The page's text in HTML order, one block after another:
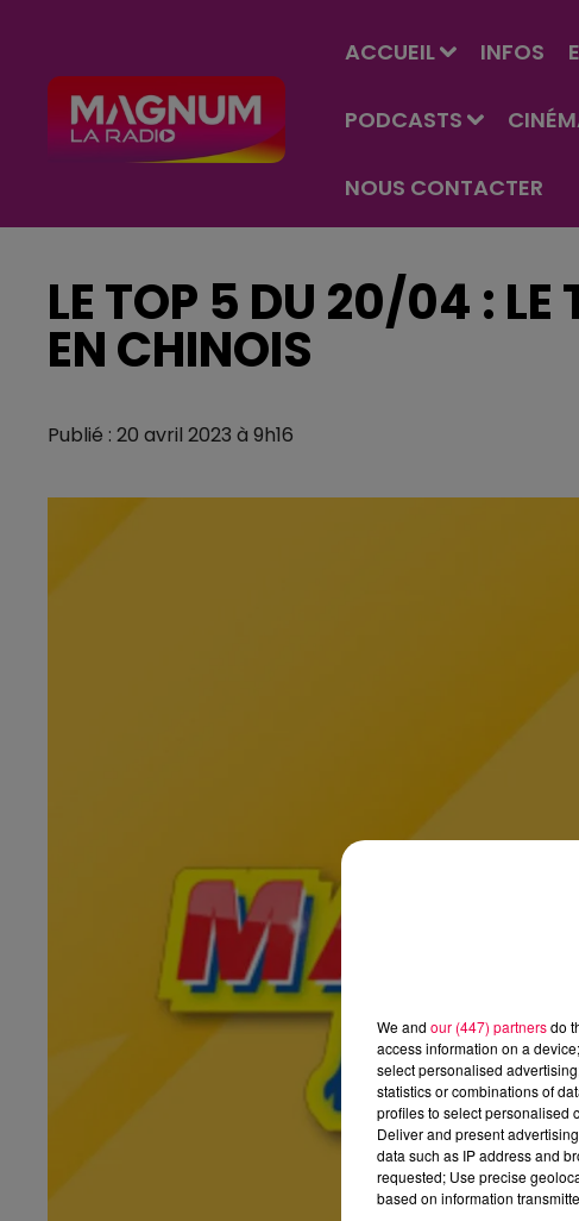
ACCUEIL INFOS
PODCASTS
NOUS CONTACTER
LE TOP 5 DU 20/04 : LE
EN CHINOIS
Publié : 20 avril 2023 à 9h16
We and our (447) partnersdo
access information on a
select personalised
statistics or combinations of
profiles to select personalised
Deliver and present
data such as IP address and
requested; Use precise
based on information